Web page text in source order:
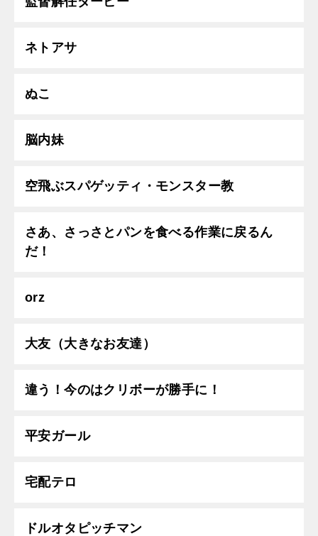
ネトアサ
ぬこ
脳内妹
空飛ぶスパゲッティ・モンスター教
さあ、さっさとパンを食べる作業に戻るん
だ！
orz
大友（大きなお友達）
違う！今のはクリボーが勝手に！
平安ガール
宅配テロ
ドルオタピッチマン